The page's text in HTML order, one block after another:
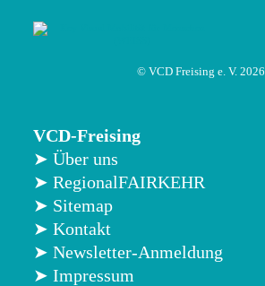
© VCD Freising e. V. 2026
VCD-Freising
➤ Über uns
➤ RegionalFAIRKEHR
➤ Sitemap
➤ Kontakt
➤ Newsletter-Anmeldung
➤ Impressum